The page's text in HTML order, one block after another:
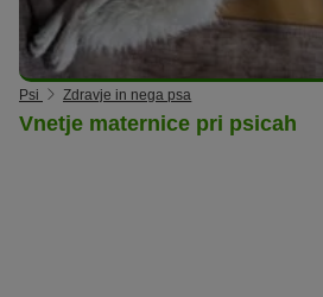
Psi Zdravje in nega psa
Vnetje maternice pri psicah